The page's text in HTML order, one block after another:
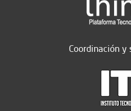
Coordinación